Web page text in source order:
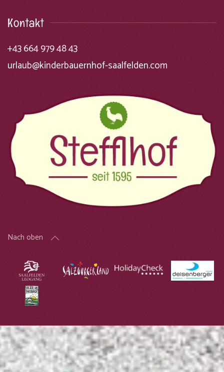
Kontakt
+43 664 979 48 43
urlaub@kinderbauernhof-saalfelden.com
Nach oben